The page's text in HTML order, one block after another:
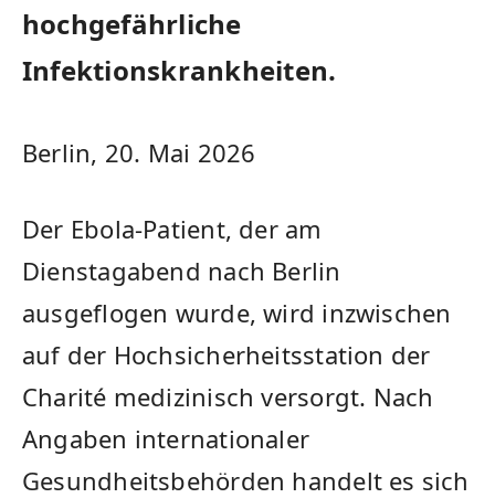
hochgefährliche
Infektionskrankheiten.
Berlin, 20. Mai 2026
Der Ebola-Patient, der am
Dienstagabend nach Berlin
ausgeflogen wurde, wird inzwischen
auf der Hochsicherheitsstation der
Charité medizinisch versorgt. Nach
Angaben internationaler
Gesundheitsbehörden handelt es sich